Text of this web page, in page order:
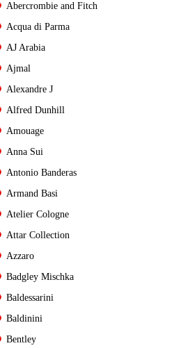
Abercrombie and Fitch
Acqua di Parma
AJ Arabia
Ajmal
Alexandre J
Alfred Dunhill
Amouage
Anna Sui
Antonio Banderas
Armand Basi
Atelier Cologne
Attar Collection
Azzaro
Badgley Mischka
Baldessarini
Baldinini
Bentley